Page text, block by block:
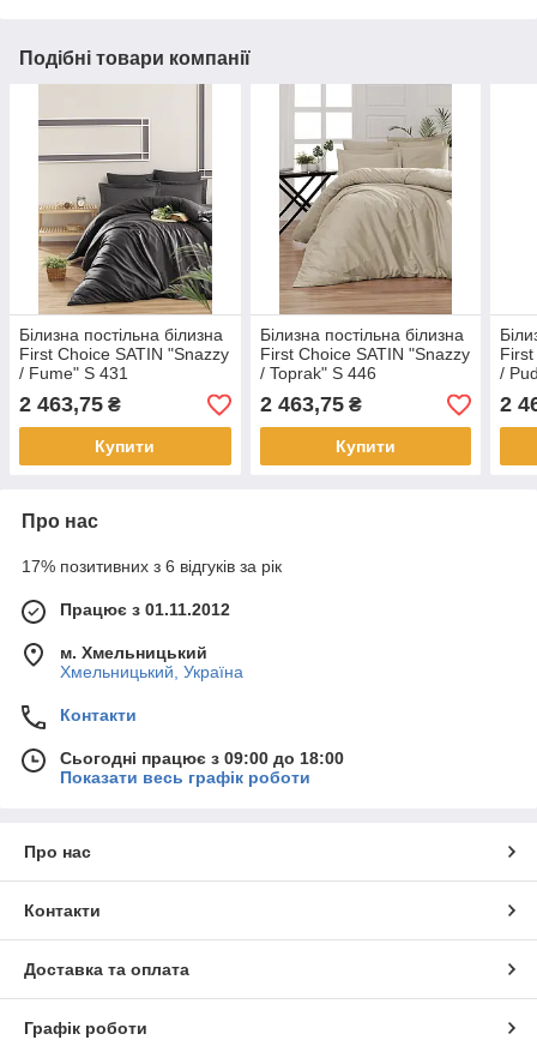
Подібні товари компанії
Білизна постільна білизна
First Choice SATIN "Snazzy
/ Fume" S 431
2 463,75 ₴
Купити
Білизна постільна білизна
First Choice SATIN "Snazzy
/ Toprak" S 446
2 463,75₴
Купити
/
2
Про нас
17% позитивних з 6 відгуків за рік
Працює з 01.11.2012
м. Хмельницький
Хмельницький, Україна
Контакти
Сьогодні працює з 09:00 до 18:00
Показати весь графік роботи
Про нас
Контакти
Доставка та оплата
Графік роботи